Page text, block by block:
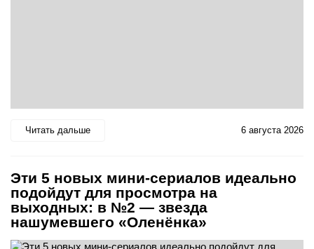
Читать дальше 6 августа 2026
Эти 5 новых мини-сериалов идеально
подойдут для просмотра на
выходных: в №2 — звезда
нашумевшего «Оленёнка»